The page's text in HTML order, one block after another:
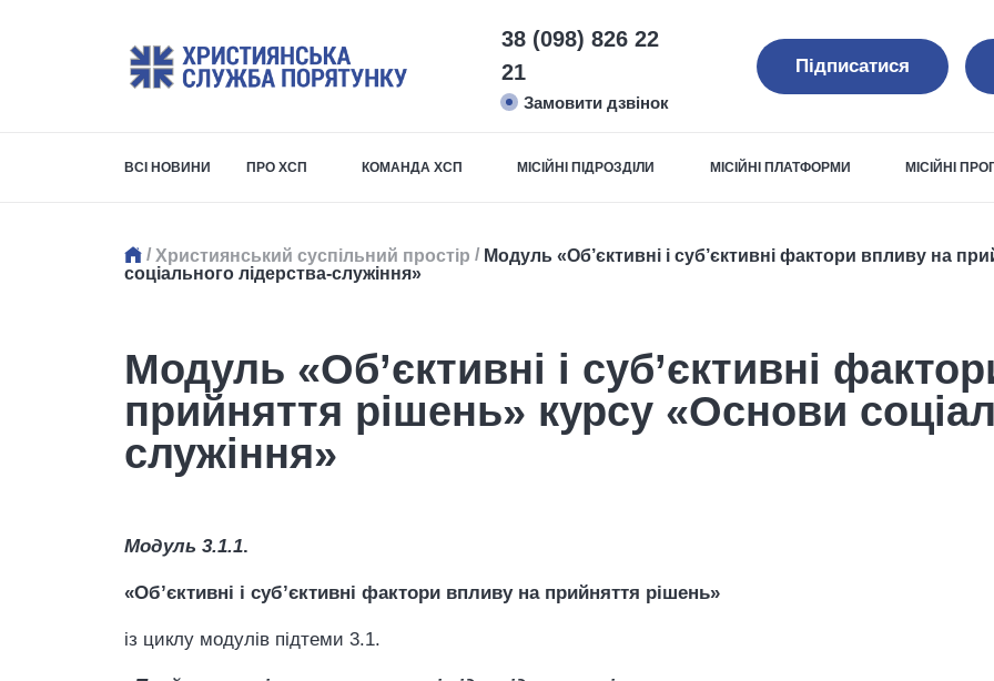
38 (098) 826 22
21
Замовити дзвінок
Підписатися
ВСІ НОВИНИ ПРО ХСП КОМАНДА ХСП МІСІЙНІ ПІДРОЗДІЛИ МІСІЙНІ ПЛАТФОРМИ МІСІЙНІ
/ Християнський суспільний простір / Модуль «Об’єктивні і суб’єктивні фактори впливу на
соціального лідерства-служіння»
Модуль «Об’єктивні і суб’єктивні
прийняття рішень» курсу «Основи
служіння»
Модуль 3.1.1.
«Об’єктивні і суб’єктивні фактори впливуна прийняття рішень»
із циклу модулів підтеми 3.1.